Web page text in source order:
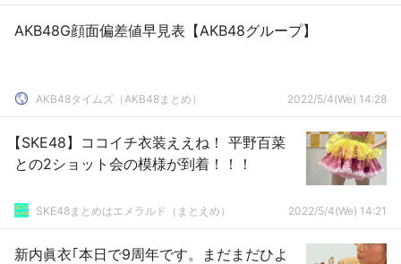
AKB48G顔面偏差値早見表【AKB48グループ】
AKB48タイムズ（AKB48まとめ） 2022/5/4(We) 14:28
【SKE48】ココイチ衣装ええね！ 平野百菜
との2ショット会の模様が到着！！！
SKE48まとめはエメラルド（まとえめ） 2022/5/4(We) 14:21
新内眞衣｢本日で9周年です。まだまだひよ